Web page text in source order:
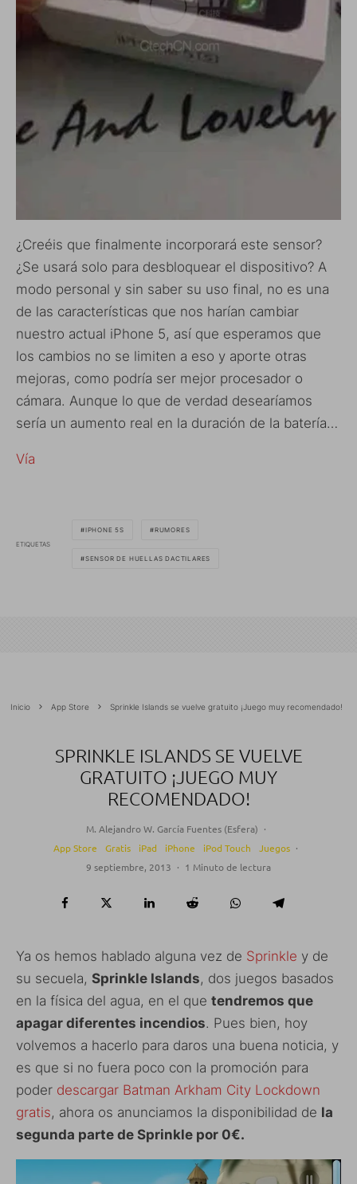
¿Creéis que finalmente incorporará este sensor?
¿Se usará solo para desbloquear el dispositivo? A
modo personal y sin saber su uso final, no es una
de las características que nos harían cambiar
nuestro actual iPhone 5, así que esperamos que
los cambios no se limiten a eso y aporte otras
mejoras, como podría ser mejor procesador o
cámara. Aunque lo que de verdad desearíamos
sería un aumento real en la duración de la batería…
Vía
ETIQUETAS
IPHONE 5S RUMORES
SENSOR DE HUELLAS DACTILARES
Inicio App Store Sprinkle Islands se vuelve gratuito ¡Juego muy recomendado!
SPRINKLE ISLANDS SE VUELVE
GRATUITO ¡JUEGO MUY
RECOMENDADO!
M. Alejandro W. García Fuentes (Esfera) ·
App Store
Gratis iPad iPhone iPod Touch Juegos ·
9 septiembre, 2013 · 1 Minuto de lectura
Ya os hemos hablado alguna vez de Sprinkle y de
su secuela, Sprinkle Islands, dos juegos basados
en la física del agua, en el que tendremos que
apagar diferentes incendios. Pues bien, hoy
volvemos a hacerlo para daros una buena noticia, y
es que si no fuera poco con la promoción para
poder descargar Batman Arkham City Lockdown
gratis, ahora os anunciamos la disponibilidad de la
segunda parte de Sprinkle por 0€.